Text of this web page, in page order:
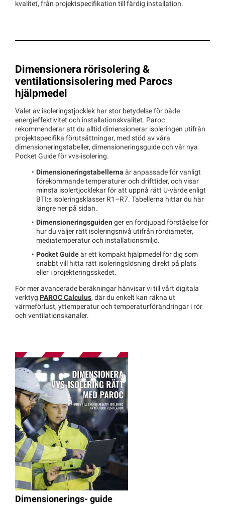
kvalitet, från projektspecifikation till färdig installation.
Dimensionera rörisolering &
ventilationsisolering med Parocs
hjälpmedel
Valet av isoleringstjocklek har stor betydelse för både
energieffektivitet och installationskvalitet. Paroc
rekommenderar att du alltid dimensionerar isoleringen utifrån
projektspecifika förutsättningar, med stöd av våra
dimensioneringstabeller, dimensioneringsguide och vår nya
Pocket Guide för vvs-isolering.
Dimensioneringstabellerna är anpassade för vanligt
förekommande temperaturer och drifttider, och visar
minsta isolertjocklekar för att uppnå rätt U-värde enligt
BTI:s isoleringsklasser R1–R7. Tabellerna hittar du här
längre ner på sidan.
Dimensioneringsguiden ger en fördjupad förståelse för
hur du väljer rätt isoleringsnivå utifrån rördiameter,
mediatemperatur och installationsmiljö.
Pocket Guideär ett kompakt hjälpmedel för dig som
snabbt vill hitta rätt isoleringslösning direkt på plats
eller i projekteringsskedet.
För mer avancerade beräkningar hänvisar vi till vårt digitala
verktyg PAROC Calculus, där du enkelt kan räkna ut
värmeförlust, yttemperatur och temperaturförändringar i rör
och ventilationskanaler.
Dimensionerings- guide